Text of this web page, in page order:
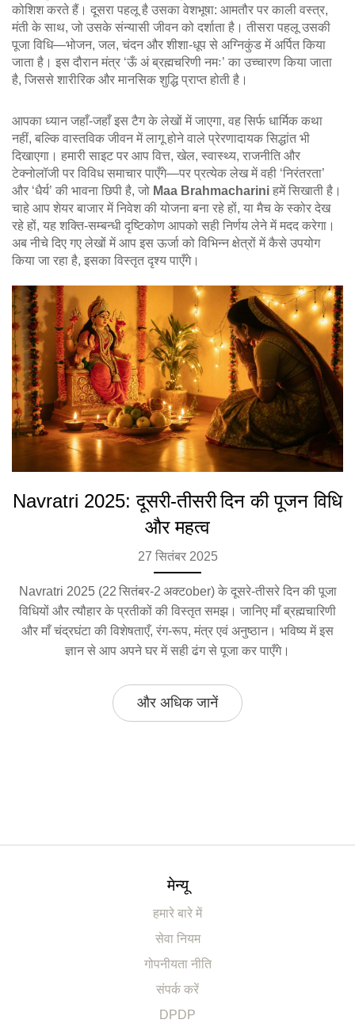
कोशिश करते हैं। दूसरा पहलू है उसका वेशभूषा: आमतौर पर काली वस्त्र,
मंती के साथ, जो उसके संन्यासी जीवन को दर्शाता है। तीसरा पहलू उसकी
पूजा विधि—भोजन, जल, चंदन और शीशा-धूप से अग्निकुंड में अर्पित किया
जाता है। इस दौरान मंत्र ‘ऊँ अं ब्रह्मचरिणी नमः’ का उच्चारण किया जाता
है, जिससे शारीरिक और मानसिक शुद्धि प्राप्त होती है।
आपका ध्यान जहाँ-जहाँ इस टैग के लेखों में जाएगा, वह सिर्फ धार्मिक कथा
नहीं, बल्कि वास्तविक जीवन में लागू होने वाले प्रेरणादायक सिद्धांत भी
दिखाएगा। हमारी साइट पर आप वित्त, खेल, स्वास्थ्य, राजनीति और
टेक्नोलॉजी पर विविध समाचार पाएँगे—पर प्रत्येक लेख में वही ‘निरंतरता’
और ‘धैर्य’ की भावना छिपी है, जो Maa Brahmacharini हमें सिखाती है।
चाहे आप शेयर बाजार में निवेश की योजना बना रहे हों, या मैच के स्कोर देख
रहे हों, यह शक्ति‑सम्बन्धी दृष्टिकोण आपको सही निर्णय लेने में मदद करेगा।
अब नीचे दिए गए लेखों में आप इस ऊर्जा को विभिन्न क्षेत्रों में कैसे उपयोग
किया जा रहा है, इसका विस्तृत दृश्य पाएँगे।
Navratri 2025: दूसरी‑तीसरी दिन की पूजन विधि
और महत्व
27 सितंबर 2025
Navratri 2025 (22 सितंबर‑2 अक्टober) के दूसरे‑तीसरे दिन की पूजा
विधियों और त्यौहार के प्रतीकों की विस्तृत समझ। जानिए माँ ब्रह्मचारिणी
और माँ चंद्रघंटा की विशेषताएँ, रंग‑रूप, मंत्र एवं अनुष्ठान। भविष्य में इस
ज्ञान से आप अपने घर में सही ढंग से पूजा कर पाएँगे।
और अधिक जानें
मेन्यू
हमारे बारे में
सेवा नियम
गोपनीयता नीति
संपर्क करें
DPDP